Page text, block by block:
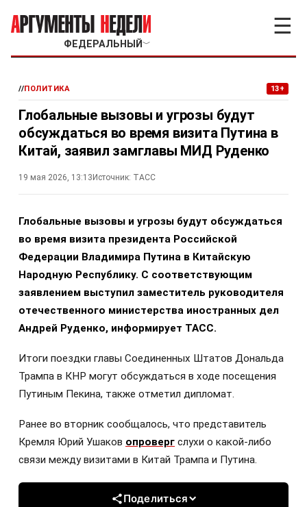
ФЕДЕРАЛЬНЫЙ ﹀
☰
//ПОЛИТИКА 13+
Глобальные вызовы и угрозы будут
обсуждаться во время визита Путина в
Китай, заявил замглавы МИД Руденко
19 мая 2026, 13:13 Источник: ТАСС
Глобальные вызовы и угрозы будут обсуждаться
во время визита президента Российской
Федерации Владимира Путина в Китайскую
Народную Республику. С соответствующим
заявлением выступил заместитель руководителя
отечественного министерства иностранных дел
Андрей Руденко, информирует ТАСС.
Итоги поездки главы Соединенных Штатов Дональда
Трампа в КНР могут обсуждаться в ходе посещения
Путиным Пекина, также отметил дипломат.
Ранее во вторник сообщалось, что представитель
Кремля Юрий Ушаков опроверг слухи о какой-либо
связи между визитами в Китай Трампа и Путина.
Поделиться